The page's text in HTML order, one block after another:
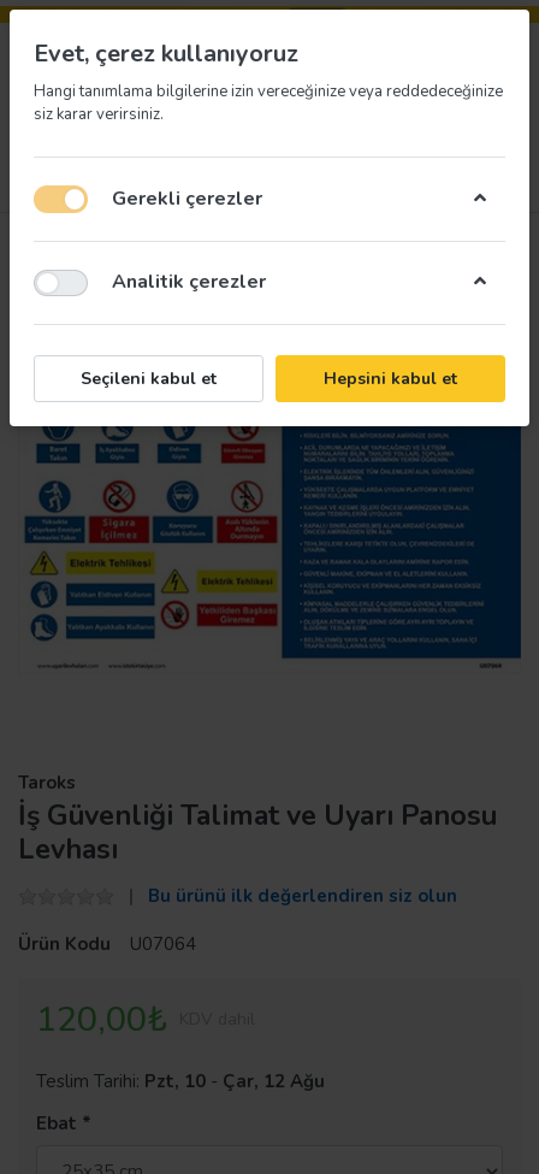
Taroks
İş Güvenliği Talimat ve Uyarı Panosu
Levhası
Bu ürünü ilk değerlendiren siz olun
Ürün Kodu
U07064
120,00₺
Teslim Tarihi: Pzt, 10 - Çar, 12 Ağu
Ebat
Evet, çerez kullanıyoruz
Hangi tanımlama bilgilerine izin vereceğinize veya reddedeceğinize
siz karar verirsiniz.
Gerekli çerezler
Analitik çerezler
Seçileni kabul et Hepsini kabul et